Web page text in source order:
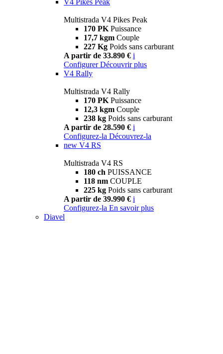
Multistrada V4 Pikes Peak
170 PK Puissance
17,7 kgm Couple
227 Kg Poids sans carburant
A partir de 33.890 € i
Configurer Découvrir plus
V4 Rally
Multistrada V4 Rally
170 PK Puissance
12,3 kgm Couple
238 kg Poids sans carburant
A partir de 28.590 € i
Configurez-la Découvrez-la
new V4 RS
Multistrada V4 RS
180 ch PUISSANCE
118 nm COUPLE
225 kg Poids sans carburant
A partir de 39.990 € i
Configurez-la En savoir plus
Diavel